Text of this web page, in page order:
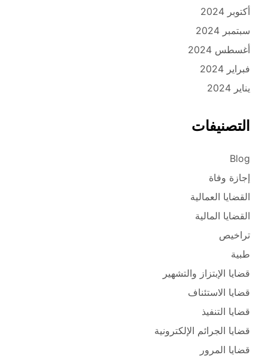
أكتوبر 2024
سبتمبر 2024
أغسطس 2024
فبراير 2024
يناير 2024
التصنيفات
Blog
إجازة وفاة
القضايا العمالية
القضايا المالية
تراخيص
طبية
قضايا الإبتزاز والتشهير
قضايا الاستئناف
قضايا التنفيذ
قضايا الجرائم الإلكترونية
قضايا المرور